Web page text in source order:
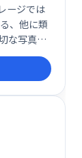
ージでは
、他に類
な写真を
最高のプ